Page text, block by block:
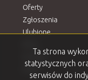
Oferty
Zgłoszenia
Ulubione
Kontakt
Rodo
Ta strona
statystycznych
serwisów do